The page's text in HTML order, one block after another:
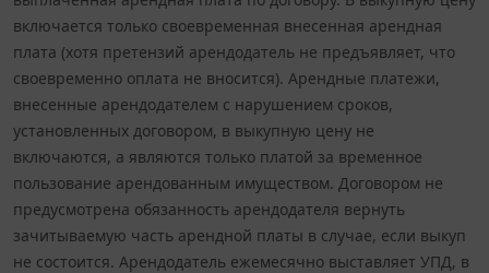
включается только своевременная внесенная арендная
плата (хотя претензий арендодатель не предъявляет, что
своевременно оплата не вносится). Арендные платежи,
внесенные арендодателем с нарушением сроков,
установленных договором, в выкупную цену не
включаются, а являются только платой за временное
пользование арендованным имуществом. Договором не
предусмотрена обязанность арендодателя вернуть
зачитываемую часть арендной платы в случае, если выкуп
не состоится. Арендодатель ежемесячно выставляет УПД, в